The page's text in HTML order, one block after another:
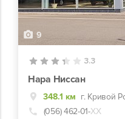
9
3.3
Нара Ниссан
348.1 км
(056) 462-01-ХХ